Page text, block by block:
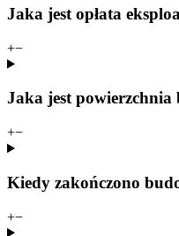
Jaka jest opłata
+−
Jaka jest
+−
Kiedy zakończono
+−